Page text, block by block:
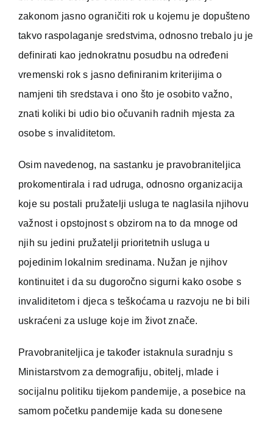
zakonom jasno ograničiti rok u kojemu je dopušteno
takvo raspolaganje sredstvima, odnosno trebalo ju je
definirati kao jednokratnu posudbu na određeni
vremenski rok s jasno definiranim kriterijima o
namjeni tih sredstava i ono što je osobito važno,
znati koliki bi udio bio očuvanih radnih mjesta za
osobe s invaliditetom.
Osim navedenog, na sastanku je pravobraniteljica
prokomentirala i rad udruga, odnosno organizacija
koje su postali pružatelji usluga te naglasila njihovu
važnost i opstojnost s obzirom na to da mnoge od
njih su jedini pružatelji prioritetnih usluga u
pojedinim lokalnim sredinama. Nužan je njihov
kontinuitet i da su dugoročno sigurni kako osobe s
invaliditetom i djeca s teškoćama u razvoju ne bi bili
uskraćeni za usluge koje im život znače.
Pravobraniteljica je također istaknula suradnju s
Ministarstvom za demografiju, obitelj, mlade i
socijalnu politiku tijekom pandemije, a posebice na
samom početku pandemije kada su donesene